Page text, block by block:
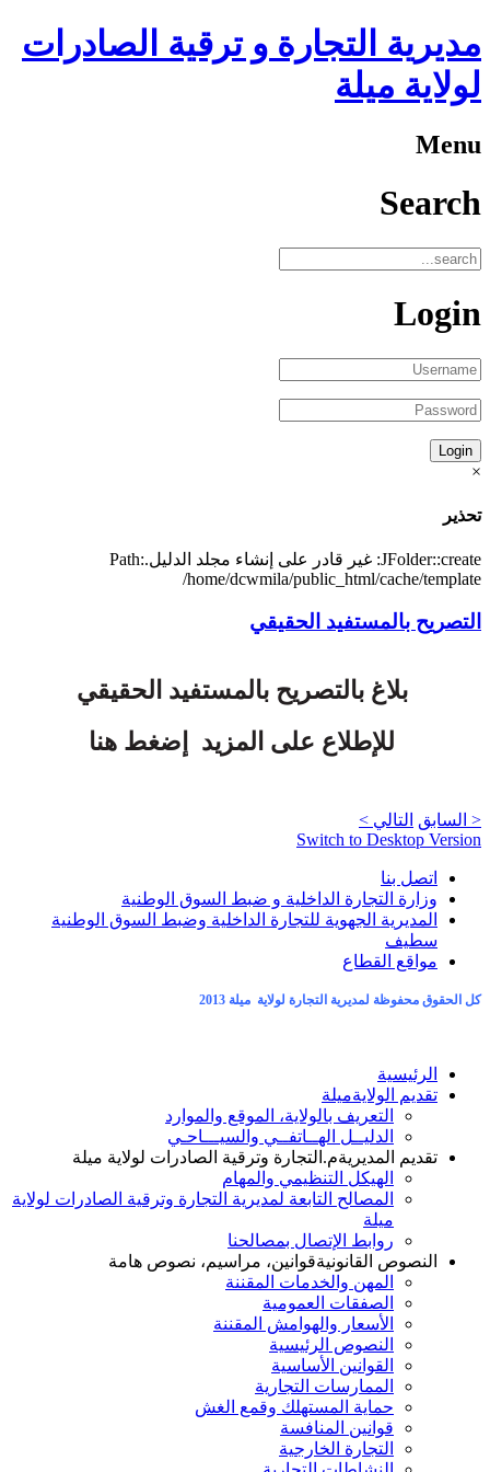
مديرية التجارة و ترقية الصادرات
لولاية ميلة
Menu
Search
Login
×
تحذير
JFolder::create: غير قادر على إنشاء مجلد الدليل.Path:
/home/dcwmila/public_html/cache/template
التصريح بالمستفيد الحقيقي
بلاغ بالتصريح بالمستفيد الحقيقي
للإطلاع على المزيد إضغط هنا
< السابق التالي >
Switch to Desktop Version
اتصل بنا
وزارة التجارة الداخلية و ضبط السوق الوطنية
المديرية الجهوية للتجارة الداخلية وضبط السوق الوطنية
سطيف
مواقع القطاع
كل الحقوق محفوظة لمديرية التجارة لولاية ميلة 2013
الرئيسية
تقديم الولايةميلة
التعريف بالولاية، الموقع والموارد
الدليــل الهــاتفــي والسيـــاحـي
تقديم المديريةم.التجارة وترقية الصادرات لولاية ميلة
الهيكل التنظيمي والمهام
المصالح التابعة لمديرية التجارة وترقية الصادرات لولاية
ميلة
روابط الإتصال بمصالحنا
النصوص القانونيةقوانين، مراسيم، نصوص هامة
المهن والخدمات المقننة
الصفقات العمومية
الأسعار والهوامش المقننة
النصوص الرئيسية
القوانين الأساسية
الممارسات التجارية
حماية المستهلك وقمع الغش
قوانين المنافسة
التجارة الخارجية